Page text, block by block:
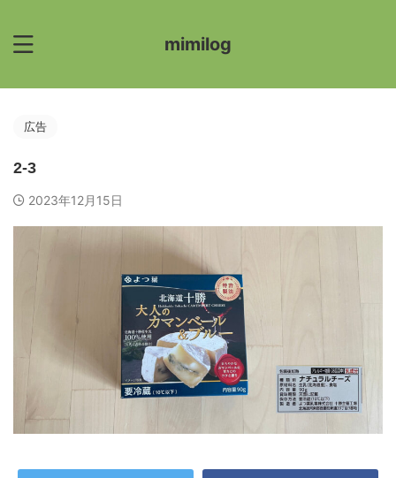
mimilog
広告
2-3
2023年12月15日